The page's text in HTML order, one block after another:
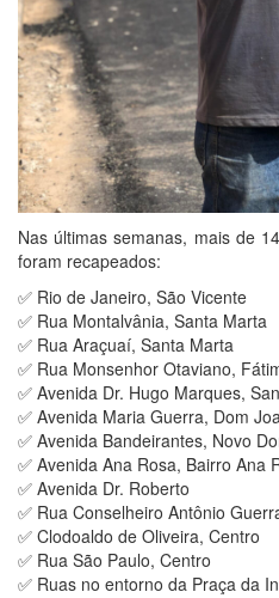
Nas últimas semanas, mais de
foram recapeados:
✅ Rio de Janeiro, São Vicente
✅ Rua Montalvânia, Santa Marta
✅ Rua Araçuaí, Santa Marta
✅ Rua Monsenhor Otaviano,
✅ Avenida Dr. Hugo Marques,
✅ Avenida Maria Guerra, Dom
✅ Avenida Bandeirantes, Novo
✅ Avenida Ana Rosa, Bairro Ana
✅ Avenida Dr. Roberto
✅ Rua Conselheiro Antônio
✅ Clodoaldo de Oliveira, Centro
✅ Rua São Paulo, Centro
✅ Ruas no entorno da Praça da